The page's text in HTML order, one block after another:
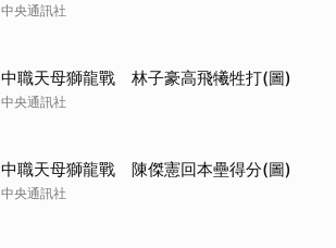
中央通訊社
中職天母獅龍戰 林子豪高飛犧牲打(圖)
中央通訊社
中職天母獅龍戰 陳傑憲回本壘得分(圖)
中央通訊社